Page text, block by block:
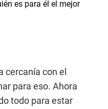
es para él el mejor
cercanía con el
para eso. Ahora
todo para estar